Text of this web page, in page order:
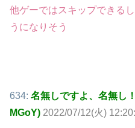
他ゲーではスキップできる
うになりそう
634: 名無しですよ、名無し
MGoY) 2022/07/12(火)